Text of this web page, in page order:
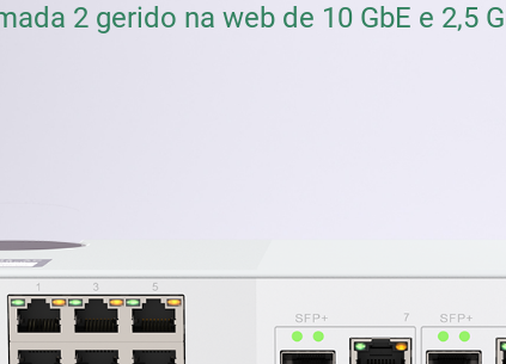
2 gerido na web de 10 GbE e 2,5